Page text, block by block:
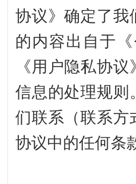
协议》确定了我
的内容出自于
《用户隐私协
信息的处理规则
们联系（联系方
协议中的任何条